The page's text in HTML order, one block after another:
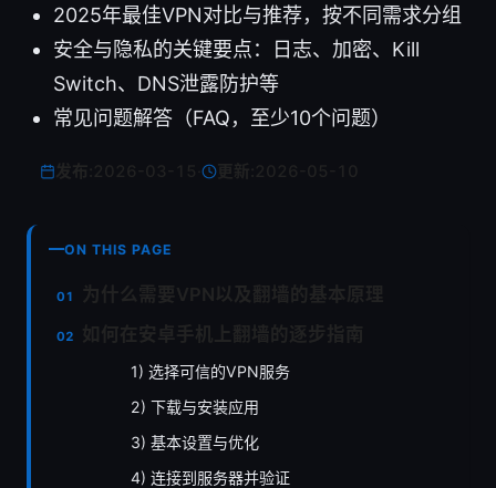
2025年最佳VPN对比与推荐，按不同需求分组
安全与隐私的关键要点：日志、加密、Kill
Switch、DNS泄露防护等
常见问题解答（FAQ，至少10个问题）
更新:
ON THIS PAGE
1) 选择可信的VPN服务
2) 下载与安装应用
3) 基本设置与优化
4) 连接到服务器并验证